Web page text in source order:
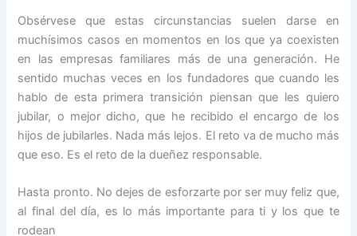
Obsérvese que estas circunstancias suelen darse en
muchísimos casos en momentos en los que ya coexisten
en las empresas familiares más de una generación. He
sentido muchas veces en los fundadores que cuando les
hablo de esta primera transición piensan que les quiero
jubilar, o mejor dicho, que he recibido el encargo de los
hijos de jubilarles. Nada más lejos. El reto va de mucho más
que eso. Es el reto de la dueñez responsable.
Hasta pronto. No dejes de esforzarte por ser muy feliz que,
al final del día, es lo más importante para ti y los que te
rodean